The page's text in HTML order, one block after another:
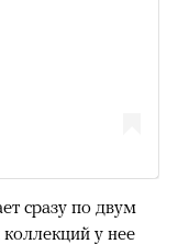
сразу по двум
у нее